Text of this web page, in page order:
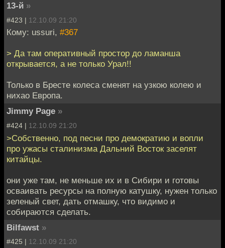
13-й »
#423 | 12.10.09 21:20
Кому: ussuri, #367
> Да там оперативный простор до ламанша
открывается, а не только Урал!!
Только в Бресте колеса сменят на узкою колею и
нихао Европа.
Jimmy Page »
#424 | 12.10.09 21:20
>Собственно, под песни про демократию и вопли
про ужасы сталинизма Дальний Восток заселят
китайцы.
они уже там, не меньше их и в Сибири и готовы
осваивать ресурсы на полную катушку, нужен только
зеленый свет, дать отмашку, что видимо и
собираются сделать.
Bilfawst »
#425 | 12.10.09 21:20